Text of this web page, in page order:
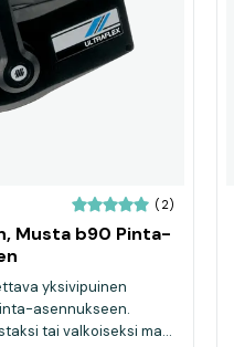
(2)
Musta b90 Pinta-
yksivipuinen
asennukseen.
tai valkoiseksi ma...